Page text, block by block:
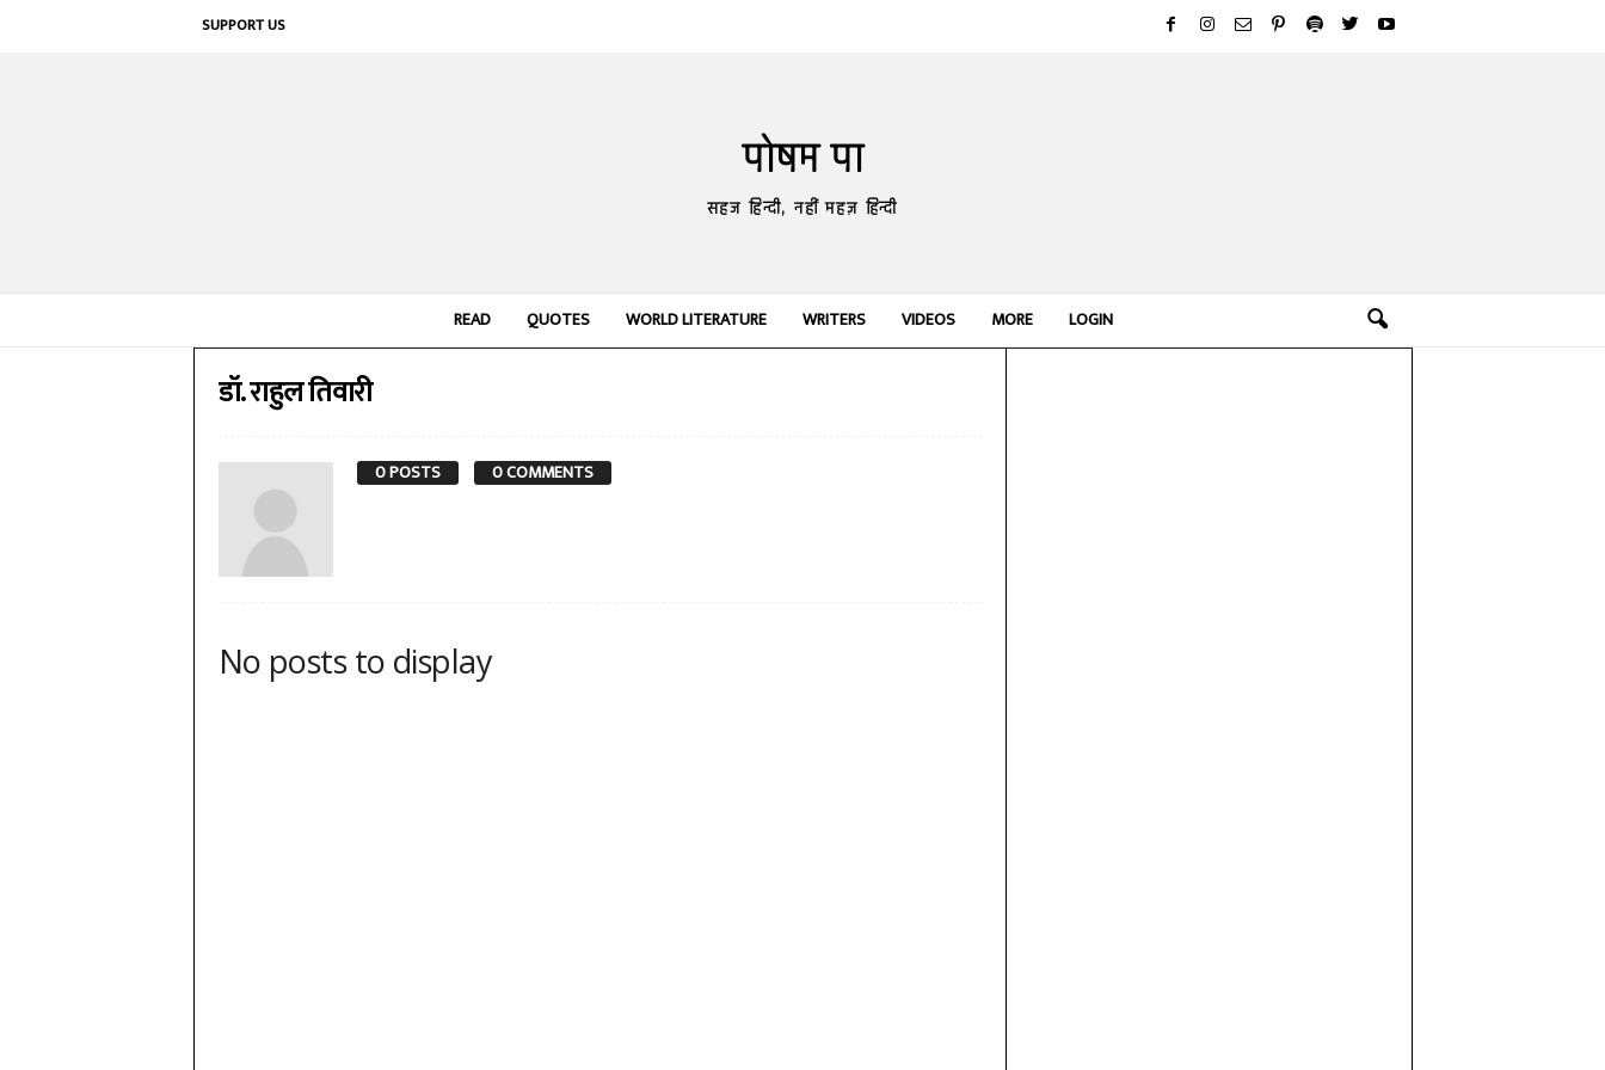
SUPPORT US
पोषम पा
सहज हिन्दी, नहीं महज़ हिन्दी
READ QUOTES WORLD LITERATURE WRITERS VIDEOS MORE LOGIN
डॉ. राहुल तिवारी
0 POSTS 0 COMMENTS
No posts to display